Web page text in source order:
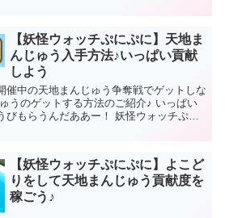
【妖怪ウォッチぷにぷに】天地ま
んじゅう入手方法♪いっぱい貢献
しよう
催中の天地まんじゅう争奪戦でゲットしな
うのゲットする方法のご紹介♪ いっぱい
もらうんだああー！ 妖怪ウォッチぷに
【妖怪ウォッチぷにぷに】よこど
りをして天地まんじゅう貢献度を
稼ごう♪